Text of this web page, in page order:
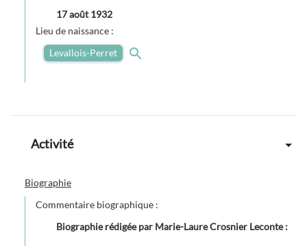
17 août 1932
Lieu de naissance :
Levallois-Perret
Activité
Biographie
Commentaire biographique :
Biographie rédigée par Marie-Laure Crosnier Leconte: